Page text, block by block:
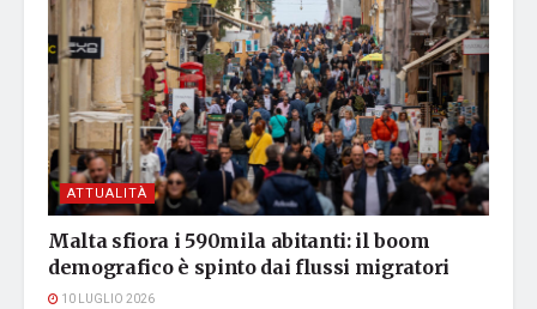
ATTUALITÀ
Malta sfiora i 590mila abitanti: il boom
demografico è spinto dai flussi migratori
10 LUGLIO 2026